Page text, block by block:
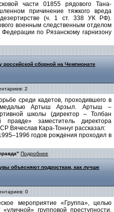
части 01855 рядового Тана-
причинение тяжкого вреда
(ч. 1 ст. 338 УК РФ).
военным следственным отделом
по Рязанскому гарнизону
российской сборной на Чемпионате
2
среди кадетов, проходившего в
медалью Артыш Арзыл. Артыш –
школы (директор – Толбан
заместитель директора
Вячеслав Кара-Тоннуг рассказал:
годов рождения проходил в
Подробнее
объясняют подросткам, как лучше
0
мероприятие «Группа», целью
групповой преступности,